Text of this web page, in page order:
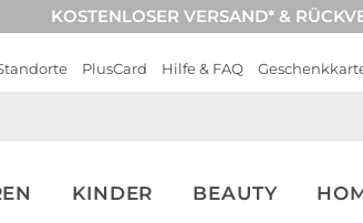
KOSTENLOSER VERSAND* &
PlusCard Hilfe & FAQ
KINDER BEAUTY